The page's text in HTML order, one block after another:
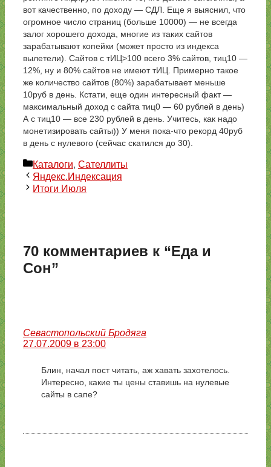
вот качественно, по доходу — СДЛ. Еще я выяснил, что
огромное число страниц (больше 10000) — не всегда
залог хорошего дохода, многие из таких сайтов
зарабатывают копейки (может просто из индекса
вылетели). Сайтов с тИЦ>100 всего 3% сайтов, тиц10 —
12%, ну и 80% сайтов не имеют тИЦ. Примерно такое
же количество сайтов (80%) зарабатывает меньше
10руб в день. Кстати, еще один интересный факт —
максимальный доход с сайта тиц0 — 60 рублей в день)
А с тиц10 — все 230 рублей в день. Учитесь, как надо
монетизировать сайты)) У меня пока-что рекорд 40руб
в день с нулевого (сейчас скатился до 30).
Рубрики
Каталоги, Сателлиты
Яндекс.Индексация
Итоги Июля
70 комментариев к “Еда и
Сон”
Севастопольский Бродяга
27.07.2009 в 23:00
Блин, начал пост читать, аж хавать захотелось.
Интересно, какие ты цены ставишь на нулевые
сайты в сапе?